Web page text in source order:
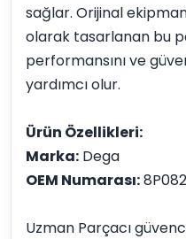
sağlar. Orijinal
olarak tasarlanan bu
performansını ve
yardımcı olur.
Ürün Özellikleri:
Marka: Dega
OEM Numarası:
Uzman Parçacı